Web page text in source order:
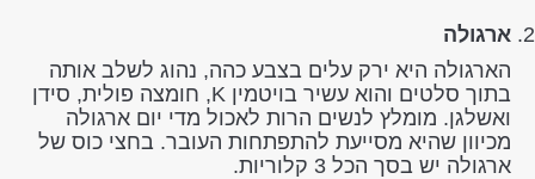
ארגולה
הארגולה היא ירק עלים בצבע כהה, נהוג לשלב אותה
בתוך סלטים והוא עשיר בויטמין K, חומצה פולית, סידן
ואשלגן. מומלץ לנשים הרות לאכול מדי יום ארגולה
מכיוון שהיא מסייעת להתפתחות העובר. בחצי כוס של
ארגולה יש בסך הכל 3 קלוריות.